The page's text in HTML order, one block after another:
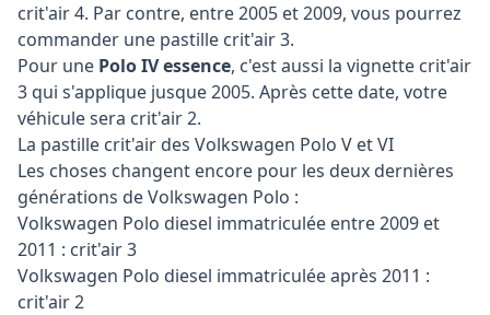
crit'air 4. Par contre, entre 2005 et 2009, vous pourrez
commander une pastille crit'air 3.
Pour une Polo IV essence, c'est aussi la vignette crit'air
3 qui s'applique jusque 2005. Après cette date, votre
véhicule sera crit'air 2.
La pastille crit'air des Volkswagen Polo V et VI
Les choses changent encore pour les deux dernières
générations de Volkswagen Polo :
Volkswagen Polo diesel immatriculée entre 2009 et
2011 : crit'air 3
Volkswagen Polo diesel immatriculée après 2011 :
crit'air 2